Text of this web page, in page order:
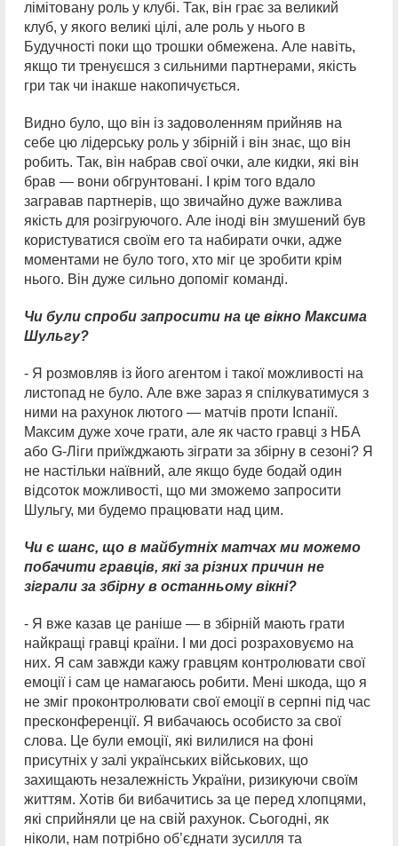
лімітовану роль у клубі. Так, він грає за великий
клуб, у якого великі цілі, але роль у нього в
Будучності поки що трошки обмежена. Але навіть,
якщо ти тренуєшся з сильними партнерами, якість
гри так чи інакше накопичується.
Видно було, що він із задоволенням прийняв на
себе цю лідерську роль у збірній і він знає, що він
робить. Так, він набрав свої очки, але кидки, які він
брав — вони обгрунтовані. І крім того вдало
загравав партнерів, що звичайно дуже важлива
якість для розігруючого. Але іноді він змушений був
користуватися своїм его та набирати очки, адже
моментами не було того, хто міг це зробити крім
нього. Він дуже сильно допоміг команді.
Чи були спроби запросити на це вікно Максима
Шульгу?
- Я розмовляв із його агентом і такої можливості на
листопад не було. Але вже зараз я спілкуватимуся з
ними на рахунок лютого — матчів проти Іспанії.
Максим дуже хоче грати, але як часто гравці з НБА
або G-Ліги приїжджають зіграти за збірну в сезоні? Я
не настільки наївний, але якщо буде бодай один
відсоток можливості, що ми зможемо запросити
Шульгу, ми будемо працювати над цим.
Чи є шанс, що в майбутніх матчах ми можемо
побачити гравців, які за різних причин не
зіграли за збірну в останньому вікні?
- Я вже казав це раніше — в збірній мають грати
найкращі гравці країни. І ми досі розраховуємо на
них. Я сам завжди кажу гравцям контролювати свої
емоції і сам це намагаюсь робити. Мені шкода, що я
не зміг проконтролювати свої емоції в серпні під час
пресконференції. Я вибачаюсь особисто за свої
слова. Це були емоції, які вилилися на фоні
присутніх у залі українських військових, що
захищають незалежність України, ризикуючи своїм
життям. Хотів би вибачитись за це перед хлопцями,
які сприйняли це на свій рахунок. Сьогодні, як
ніколи, нам потрібно об’єднати зусилля та